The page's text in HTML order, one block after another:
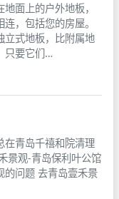
面上的户外地板，
，包括您的房屋。
立式地板，比附属地
只要它们…
在青岛千禧和院清理
景观-青岛保利叶公馆
的问题 去青岛壹禾景